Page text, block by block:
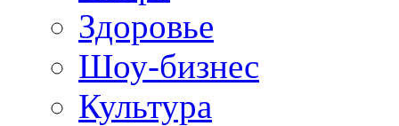
Здоровье
Шоу-бизнес
Культура